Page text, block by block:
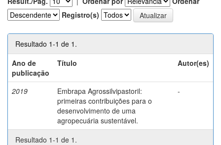
Registro(s)
Resultado 1-1 de 1.
Ano de
publicação
Título Autor(es)
2019
Embrapa Agrossilvipastoril:
primeiras contribuições para o
desenvolvimento de uma
agropecuária sustentável.
-
Resultado 1-1 de 1.